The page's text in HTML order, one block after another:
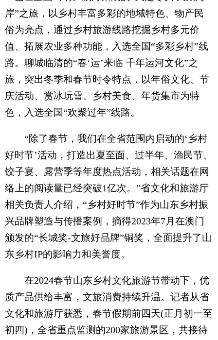
岸”之旅，以乡村丰富多彩的地域特色、物产民
俗为亮点，通过乡村旅游线路挖掘乡村多元价
值、拓展农业多种功能，入选全国“多彩乡村”线
路。聊城临清的“春‘运’来临 千年运河文化”之
旅，突出冬季和春节时令特点，以年俗文化、节
庆活动、赏冰玩雪、乡村美食、年货集市为特
色，入选全国“欢聚过年”线路。
“除了春节，我们在全省范围内启动的‘乡村
好时节’活动，打造出夏至面、过半年、渔民节、
饺子宴、露营季等年度热点活动，相关话题在网
络上的阅读量已经突破1亿次。”省文化和旅游厅
相关负责人介绍，“乡村好时节”作为山东乡村振
兴品牌塑造与传播案例，摘得2023年7月在澳门
颁发的“长城奖-文旅好品牌”铜奖，全面提升了山
东乡村IP的影响力和美誉度。
在2024春节山东乡村文化旅游节带动下，优
质产品供给丰富，文旅消费持续升温。记者从省
文化和旅游厅获悉，春节假期前四天(正月初一至
初四)，全省重点监测的200家旅游景区，共接待